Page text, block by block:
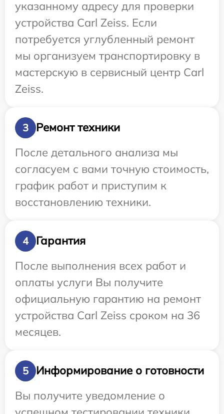
указанному адресу для проверки
устройства Carl Zeiss. Если
потребуется углубленный ремонт
мы организуем транспортировку в
мастерскую в сервисный центр Carl
Zeiss.
3
Ремонт техники
После детального анализа мы
согласуем с вами точную стоимость,
график работ и приступим к
восстановлению техники.
4
Гарантия
После выполнения всех работ и
оплаты услуги Вы получите
официальную гарантию на ремонт
устройства Carl Zeiss сроком на 36
месяцев.
5
Информирование о готовности
Вы получите уведомление о